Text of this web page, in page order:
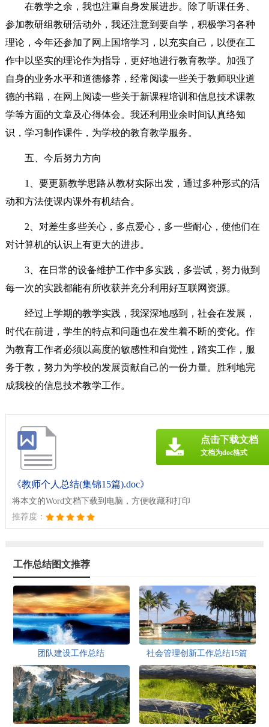
在教学之余，我也注重自身发展进步。除了听课任务、
参加教研组教研活动外，我还注意到要自学，积极学习各种
理论，今年还参加了网上国培学习，以充实自己，以便在工
作中以坚实的理论作为指导，更好地进行教育教学。加强了
自身的业务水平和道德修养，经常阅读一些关于教师职业道
德的书籍，在网上阅读一些关于新课程培训和信息技术课教
学等方面的文章及心得体会。我还利用业余时间认真络知
识，学习制作课件，为学校的教育教学服务。
五、今后努力方向
1、要更新教学思路从教材实际出发，通过多种形式的活
动和方法使课内课外有机结合。
2、对差生多些关心，多点爱心，多一些耐心，使他们在
对计算机的认识上有更大的进步。
3、在日常的设备维护工作中多实践，多尝试，努力做到
每一次的实践都能有所收获并充分利用好互联网资源。
经过上学期的教学实践，我深深地感到，社会在发展，
时代在前进，学生的特点和问题也在发生着不断的变化。作
为教育工作者必须以高度的敏感性和自觉性，踏实工作，服
务于教，努力为学校的发展贡献自己的一份力量。胜利地完
成我校的信息技术教学工作。
《教师个人总结(集锦15篇).doc》
将本文的Word文档下载到电脑，方便收藏和打印
推荐度：
点击下载文档
文档为doc格式
工作总结图文推荐
团队建设工作总结 社会管理创新工作总结15篇